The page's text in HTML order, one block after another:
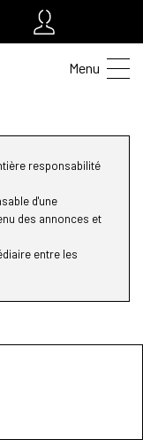
Menu
responsabilité
d'une
des annonces et
entre les